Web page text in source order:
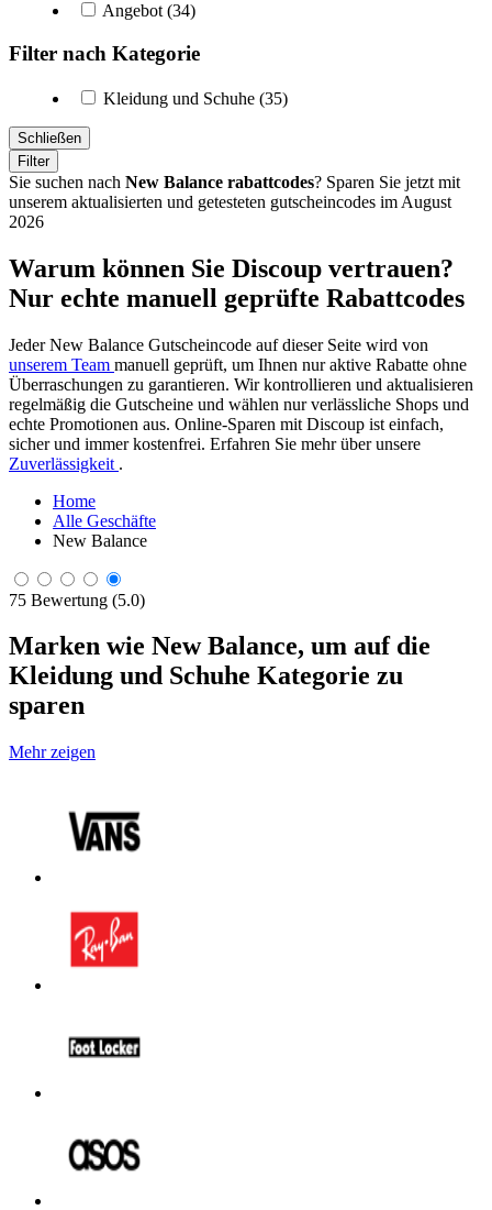
Angebot (34)
Filter nach Kategorie
Kleidung und Schuhe (35)
Schließen
Filter
Sie suchen nach New Balance rabattcodes? Sparen Sie jetzt mit
unserem aktualisierten und getesteten gutscheincodes im August
2026
Warum können Sie Discoup vertrauen?
Nur echte manuell geprüfte Rabattcodes
Jeder New Balance Gutscheincode auf dieser Seite wird von
unserem Team manuell geprüft, um Ihnen nur aktive Rabatte ohne
Überraschungen zu garantieren. Wir kontrollieren und aktualisieren
regelmäßig die Gutscheine und wählen nur verlässliche Shops und
echte Promotionen aus. Online-Sparen mit Discoup ist einfach,
sicher und immer kostenfrei. Erfahren Sie mehr über unsere
Zuverlässigkeit .
Home
Alle Geschäfte
New Balance
75 Bewertung (5.0)
Marken wie New Balance, um auf die
Kleidung und Schuhe Kategorie zu
sparen
Mehr zeigen